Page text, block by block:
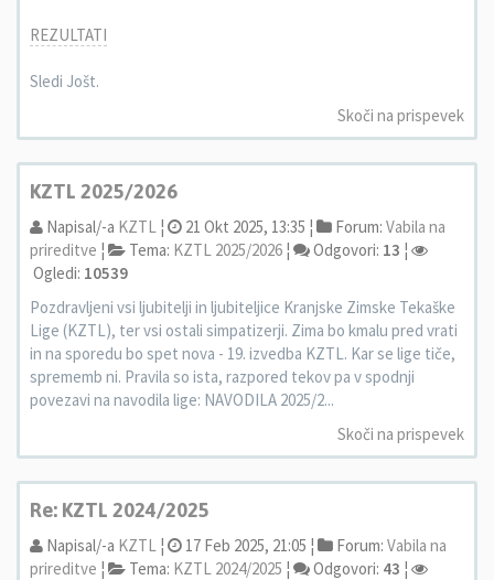
REZULTATI
Sledi Jošt.
Skoči na prispevek
KZTL 2025/2026
Napisal/-a KZTL ¦ 21 Okt 2025, 13:35 ¦ Forum: Vabila na
prireditve ¦ Tema: KZTL 2025/2026 ¦ Odgovori: 13 ¦
Ogledi: 10539
Pozdravljeni vsi ljubitelji in ljubiteljice Kranjske Zimske Tekaške
Lige (KZTL), ter vsi ostali simpatizerji. Zima bo kmalu pred vrati
in na sporedu bo spet nova - 19. izvedba KZTL. Kar se lige tiče,
sprememb ni. Pravila so ista, razpored tekov pa v spodnji
povezavi na navodila lige: NAVODILA 2025/2...
Skoči na prispevek
Re: KZTL 2024/2025
Napisal/-a KZTL ¦ 17 Feb 2025, 21:05 ¦ Forum: Vabila na
prireditve ¦ Tema: KZTL 2024/2025 ¦ Odgovori: 43 ¦